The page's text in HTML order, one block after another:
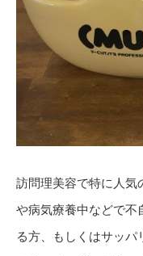
訪問理美容で特に人気
や病気療養中などで不
る方、もしくはサッ